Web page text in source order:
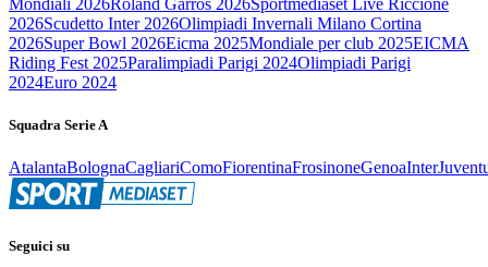
Mondiali 2026Roland Garros 2026Sportmediaset Live Riccione
2026Scudetto Inter 2026Olimpiadi Invernali Milano Cortina
2026Super Bowl 2026Eicma 2025Mondiale per club 2025EICMA
Riding Fest 2025Paralimpiadi Parigi 2024Olimpiadi Parigi
2024Euro 2024
Squadra Serie A
AtalantaBolognaCagliariComoFiorentinaFrosinoneGenoaInter
Seguici su